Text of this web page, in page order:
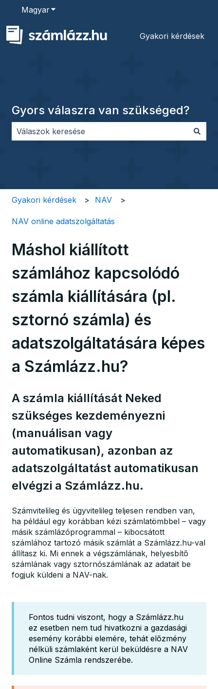
MagyarAlmenü megjelenítése fordításokhoz
Gyakori kérdések
Gyors válaszra van szükséged?
Gyakori kérdések NAV
NAV online adatszolgáltatás
Máshol kiállított
számlához kapcsolódó
számla kiállítására (pl.
sztornó számla) és
adatszolgáltatására képes
a Számlázz.hu?
A számla kiállítását Neked
szükséges kezdeményezni
(manuálisan vagy
automatikusan), azonban az
adatszolgáltatást automatikusan
elvégzi a Számlázz.hu.
Számvitelileg és ügyvitelileg teljesen rendben van,
ha például egy korábban kézi számlatömbbel – vagy
másik számlázóprogrammal – kibocsátott
számlához tartozó másik számlát a Számlázz.hu-val
állítasz ki. Mi ennek a végszámlának, helyesbítő
számlának vagy sztornószámlának az adatait be
fogjuk küldeni a NAV-nak.
Fontos tudni viszont, hogy a Számlázz.hu
ez esetben nem tud hivatkozni a gazdasági
esemény korábbi elemére, tehát előzmény
nélküli számlaként kerül beküldésre a NAV
Online Számla rendszerébe.